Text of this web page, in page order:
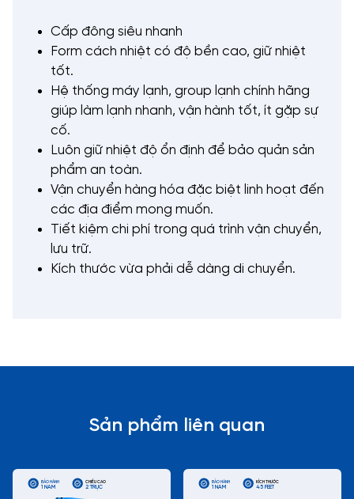
Cấp đông siêu nhanh
Form cách nhiệt có độ bền cao, giữ nhiệt
tốt.
Hệ thống máy lạnh, group lạnh chính hãng
giúp làm lạnh nhanh, vận hành tốt, ít gặp sự
cố.
Luôn giữ nhiệt độ ổn định để bảo quản sản
phẩm an toàn.
Vận chuyển hàng hóa đặc biệt linh hoạt đến
các địa điểm mong muốn.
Tiết kiệm chi phí trong quá trình vận chuyển,
lưu trữ.
Kích thước vừa phải dễ dàng di chuyển.
Sản phẩm liên quan
BẢO HÀNH
1 NĂM
CHIỀU CAO
2 TRỤC
BẢO HÀNH
1 NĂM
KÍCH THƯỚC
45 FEET